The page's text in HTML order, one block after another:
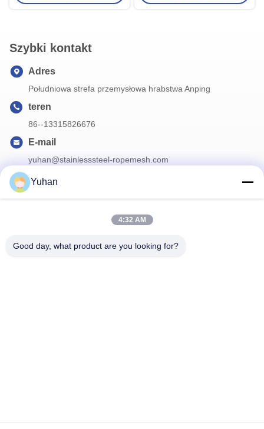
sieci bezpieczeństwa
architektonicznej i poręczy
Szybki kontakt
Adres
Południowa strefa przemysłowa hrabstwa Anping
teren
86--13315826676
E-mail
yuhan@stainlesssteel-ropemesh.com
Zapisz się do naszego newslettera, aby uzyskać zniżki i nie tylko.
Yuhan
4:32 AM
Good day, what product are you looking for?